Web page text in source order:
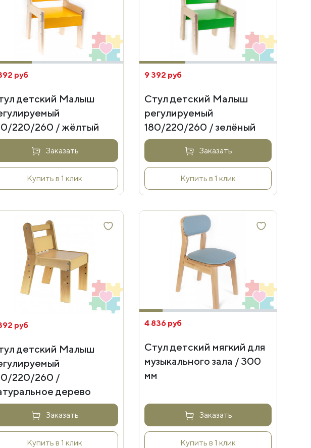
руб
детский Малыш
220/260 / жёлтый
Заказать
Купить в 1 клик
9 392 руб
Стул детский Малыш
регулируемый
180/220/260 / зелёный
Заказать
Купить в 1 клик
руб
детский Малыш
220/260 /
дерево
Заказать
Купить в 1 клик
4 836 руб
Стул детский мягкий для
музыкального зала / 300
мм
Заказать
Купить в 1 клик